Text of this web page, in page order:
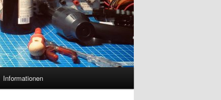
Informationen